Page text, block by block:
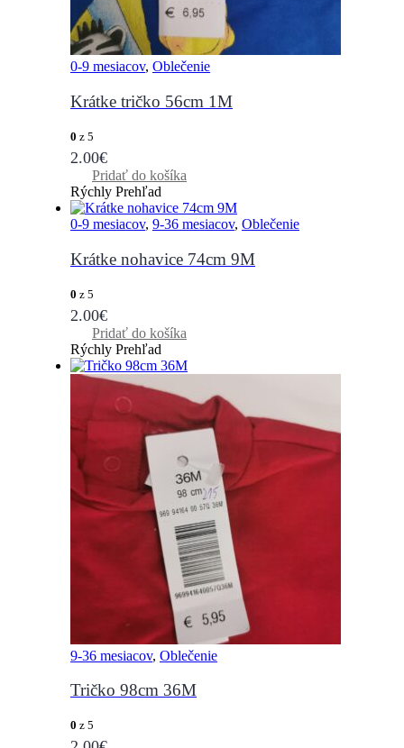
0-9 mesiacov, Oblečenie
Krátke tričko 56cm 1M
0 z 5
2.00€
Pridať do košíka
Rýchly Prehľad
0-9 mesiacov, 9-36 mesiacov, Oblečenie
Krátke nohavice 74cm 9M
0 z 5
2.00€
Pridať do košíka
Rýchly Prehľad
9-36 mesiacov, Oblečenie
Tričko 98cm 36M
0 z 5